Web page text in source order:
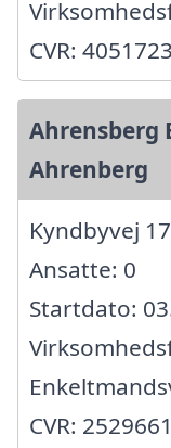
CVR:
Ahrensberg
Ahrenberg
Kyndbyvej
Ansatte: 0
Startdato:
CVR: